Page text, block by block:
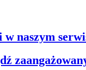
naszym